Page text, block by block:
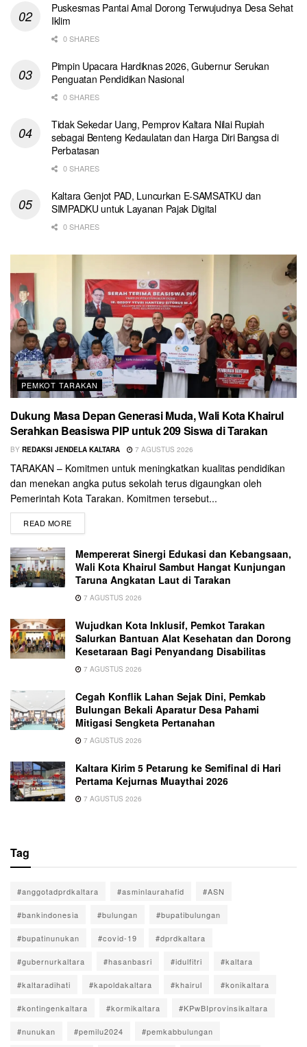
Puskesmas Pantai Amal Dorong Terwujudnya Desa Sehat
Iklim
0 SHARES
Pimpin Upacara Hardiknas 2026, Gubernur Serukan
Penguatan Pendidikan Nasional
0 SHARES
Tidak Sekedar Uang, Pemprov Kaltara Nilai Rupiah
sebagai Benteng Kedaulatan dan Harga Diri Bangsa di
Perbatasan
0 SHARES
Kaltara Genjot PAD, Luncurkan E-SAMSATKU dan
SIMPADKU untuk Layanan Pajak Digital
0 SHARES
PEMKOT TARAKAN
Dukung Masa Depan Generasi Muda, Wali Kota Khairul
Serahkan Beasiswa PIP untuk 209 Siswa di Tarakan
BY REDAKSI JENDELA KALTARA 7 AGUSTUS 2026
TARAKAN – Komitmen untuk meningkatkan kualitas pendidikan
dan menekan angka putus sekolah terus digaungkan oleh
Pemerintah Kota Tarakan. Komitmen tersebut...
READ MORE
Mempererat Sinergi Edukasi dan Kebangsaan,
Wali Kota Khairul Sambut Hangat Kunjungan
Taruna Angkatan Laut di Tarakan
7 AGUSTUS 2026
Wujudkan Kota Inklusif, Pemkot Tarakan
Salurkan Bantuan Alat Kesehatan dan Dorong
Kesetaraan Bagi Penyandang Disabilitas
7 AGUSTUS 2026
Cegah Konflik Lahan Sejak Dini, Pemkab
Bulungan Bekali Aparatur Desa Pahami
Mitigasi Sengketa Pertanahan
7 AGUSTUS 2026
Kaltara Kirim 5 Petarung ke Semifinal di Hari
Pertama Kejurnas Muaythai 2026
7 AGUSTUS 2026
Tag
#anggotadprdkaltara #asminlaurahafid #ASN
#bankindonesia #bulungan #bupatibulungan
#bupatinunukan #covid-19 #dprdkaltara
#gubernurkaltara #hasanbasri #idulfitri #kaltara
#kaltaradihati #kapoldakaltara #khairul #konikaltara
#kontingenkaltara #kormikaltara #KPwBIprovinsikaltara
#nunukan #pemilu2024 #pemkabbulungan